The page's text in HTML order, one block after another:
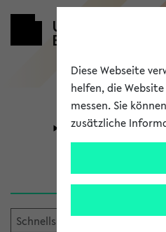
Universität
Diese Webseite
helfen, die
messen. Sie
zusätzliche